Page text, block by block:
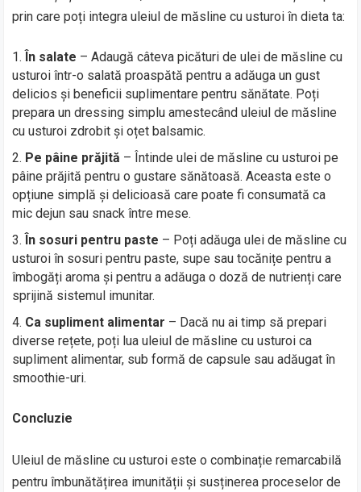
prin care poți integra uleiul de măsline cu usturoi în dieta ta:
În salate – Adaugă câteva picături de ulei de măsline cu
usturoi într-o salată proaspătă pentru a adăuga un gust
delicios și beneficii suplimentare pentru sănătate. Poți
prepara un dressing simplu amestecând uleiul de măsline
cu usturoi zdrobit și oțet balsamic.
Pe pâine prăjită – Întinde ulei de măsline cu usturoi pe
pâine prăjită pentru o gustare sănătoasă. Aceasta este o
opțiune simplă și delicioasă care poate fi consumată ca
mic dejun sau snack între mese.
În sosuri pentru paste – Poți adăuga ulei de măsline cu
usturoi în sosuri pentru paste, supe sau tocănițe pentru a
îmbogăți aroma și pentru a adăuga o doză de nutrienți care
sprijină sistemul imunitar.
Ca supliment alimentar – Dacă nu ai timp să prepari
diverse rețete, poți lua uleiul de măsline cu usturoi ca
supliment alimentar, sub formă de capsule sau adăugat în
smoothie-uri.
Concluzie
Uleiul de măsline cu usturoi este o combinație remarcabilă
pentru îmbunătățirea imunității și susținerea proceselor de